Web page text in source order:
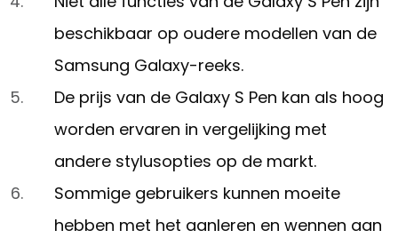
beschikbaar op oudere modellen van de
Samsung Galaxy-reeks.
De prijs van de Galaxy S Pen kan als hoog
worden ervaren in vergelijking met
andere stylusopties op de markt.
Sommige gebruikers kunnen moeite
hebben met het aanleren en wennen aan